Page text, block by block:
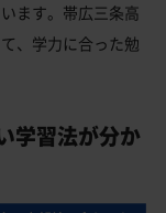
ます。帯広三条高
、学力に合った勉
学習法が分か